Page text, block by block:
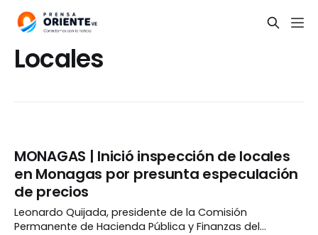
Locales
MONAGAS | Inició inspección de locales
en Monagas por presunta especulación
de precios
Leonardo Quijada, presidente de la Comisión
Permanente de Hacienda Pública y Finanzas del